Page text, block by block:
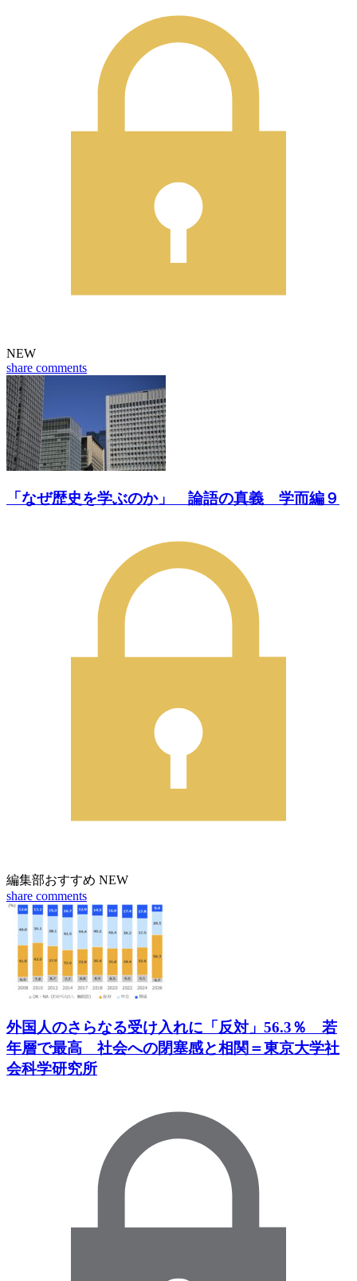
NEW
share comments
「なぜ歴史を学ぶのか」 論語の真義 学而編９
編集部おすすめ NEW
share comments
外国人のさらなる受け入れに「反対」56.3％ 若
年層で最高 社会への閉塞感と相関＝東京大学社
会科学研究所